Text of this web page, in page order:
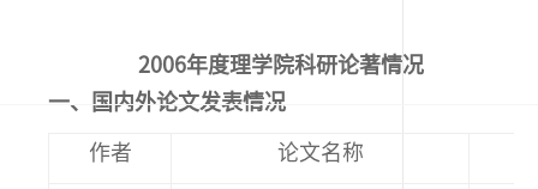
2006年度理学院科研论著情况
一、国内外论文发表情况
作者 论文名称